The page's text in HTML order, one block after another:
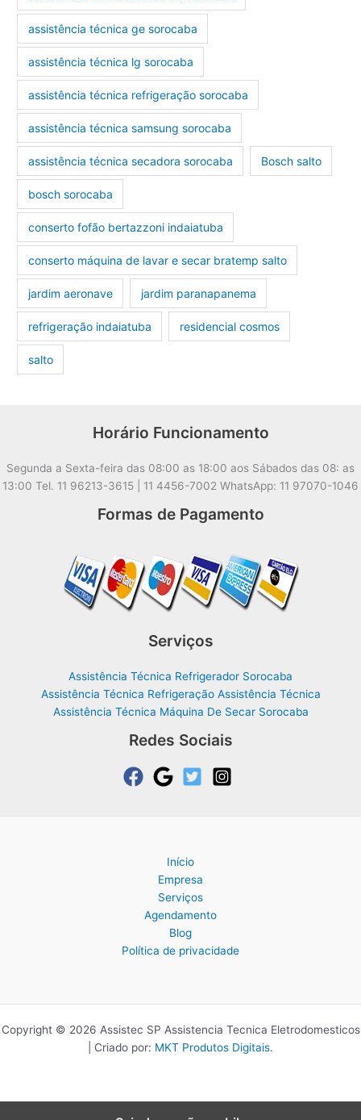
assistência técnica ge sorocaba
assistência técnica lg sorocaba
assistência técnica refrigeração sorocaba
assistência técnica samsung sorocaba
assistência técnica secadora sorocaba Bosch salto
bosch sorocaba
conserto fofão bertazzoni indaiatuba
conserto máquina de lavar e secar bratemp salto
jardim aeronave jardim paranapanema
refrigeração indaiatuba residencial cosmos
salto
Horário Funcionamento
Segunda a Sexta-feira das 08:00 as 18:00 aos Sábados das 08: as
13:00 Tel. 11 96213-3615 | 11 4456-7002 WhatsApp: 11 97070-1046
Formas de Pagamento
Serviços
Assistência Técnica Refrigerador Sorocaba
Assistência Técnica Refrigeração Assistência Técnica
Assistência Técnica Máquina De Secar Sorocaba
Redes Sociais
Início
Empresa
Serviços
Agendamento
Blog
Política de privacidade
Copyright © 2026 Assistec SP Assistencia Tecnica Eletrodomesticos
| Criado por: MKT Produtos Digitais.